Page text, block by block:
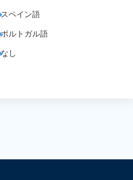
スペイン語
ポルトガル語
なし